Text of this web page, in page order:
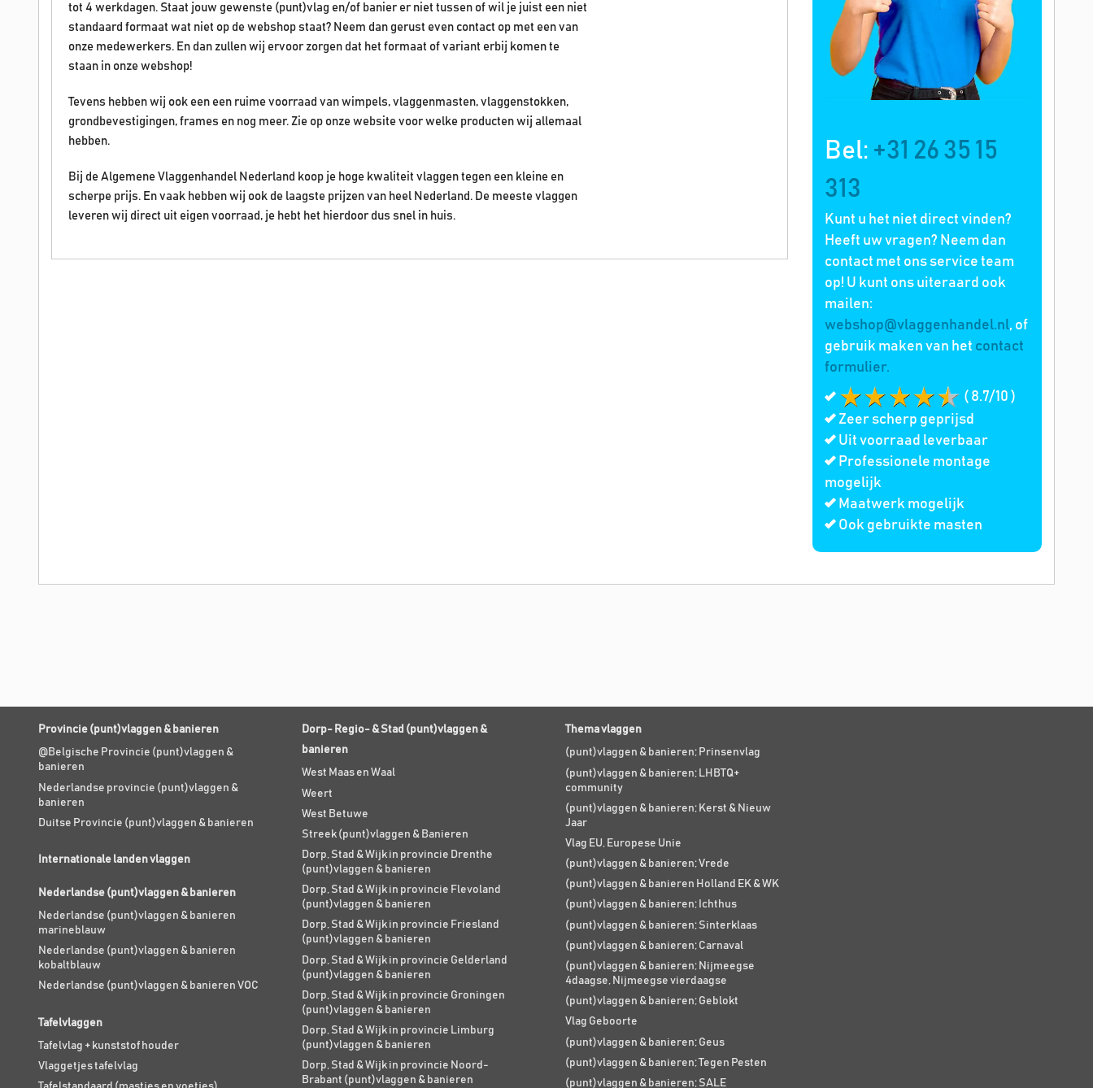
Bel: +31 26 35 15
313
Kunt u het niet direct vinden?
Heeft uw vragen? Neem dan
contact met ons service team
op! U kunt ons uiteraard ook
mailen:
webshop@vlaggenhandel.nl, of
gebruik maken van het contact
formulier.
( 8.7/10 )
Zeer scherp geprijsd
Uit voorraad leverbaar
Professionele montage
mogelijk
Maatwerk mogelijk
Ook gebruikte masten
tot 4 werkdagen. Staat jouw gewenste (punt)vlag en/of banier er niet tussen of wil je juist een niet
standaard formaat wat niet op de webshop staat? Neem dan gerust even contact op met een van
onze medewerkers. En dan zullen wij ervoor zorgen dat het formaat of variant erbij komen te
staan in onze webshop!
Tevens hebben wij ook een een ruime voorraad van wimpels, vlaggenmasten, vlaggenstokken,
grondbevestigingen, frames en nog meer. Zie op onze website voor welke producten wij allemaal
hebben.
Bij de Algemene Vlaggenhandel Nederland koop je hoge kwaliteit vlaggen tegen een kleine en
scherpe prijs. En vaak hebben wij ook de laagste prijzen van heel Nederland. De meeste vlaggen
leveren wij direct uit eigen voorraad, je hebt het hierdoor dus snel in huis.
Provincie (punt)vlaggen & banieren
@Belgische Provincie (punt)vlaggen &
banieren
Nederlandse provincie (punt)vlaggen &
banieren
Duitse Provincie (punt)vlaggen & banieren
Internationale landen vlaggen
Nederlandse (punt)vlaggen & banieren
Nederlandse (punt)vlaggen & banieren
marineblauw
Nederlandse (punt)vlaggen & banieren
kobaltblauw
Nederlandse (punt)vlaggen & banieren VOC
Tafelvlaggen
Tafelvlag + kunststof houder
Vlaggetjes tafelvlag
Dorp- Regio- & Stad (punt)vlaggen &
banieren
West Maas en Waal
Weert
West Betuwe
Streek (punt)vlaggen & Banieren
Dorp, Stad & Wijk in provincie Drenthe
(punt)vlaggen & banieren
Dorp, Stad & Wijk in provincie Flevoland
(punt)vlaggen & banieren
Dorp, Stad & Wijk in provincie Friesland
(punt)vlaggen & banieren
Dorp, Stad & Wijk in provincie Gelderland
(punt)vlaggen & banieren
Dorp, Stad & Wijk in provincie Groningen
(punt)vlaggen & banieren
Dorp, Stad & Wijk in provincie Limburg
(punt)vlaggen & banieren
Dorp, Stad & Wijk in provincie Noord-
Brabant (punt)vlaggen & banieren
Thema vlaggen
(punt)vlaggen & banieren; Prinsenvlag
(punt)vlaggen & banieren; LHBTQ+
community
(punt)vlaggen & banieren; Kerst & Nieuw
Jaar
Vlag EU, Europese Unie
(punt)vlaggen & banieren; Vrede
(punt)vlaggen & banieren Holland EK & WK
(punt)vlaggen & banieren; Ichthus
(punt)vlaggen & banieren; Sinterklaas
(punt)vlaggen & banieren; Carnaval
(punt)vlaggen & banieren; Nijmeegse
4daagse, Nijmeegse vierdaagse
(punt)vlaggen & banieren; Geblokt
Vlag Geboorte
(punt)vlaggen & banieren; Geus
(punt)vlaggen & banieren; Tegen Pesten
(punt)vlaggen & banieren; SALE